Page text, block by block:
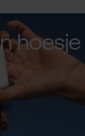
hoesje